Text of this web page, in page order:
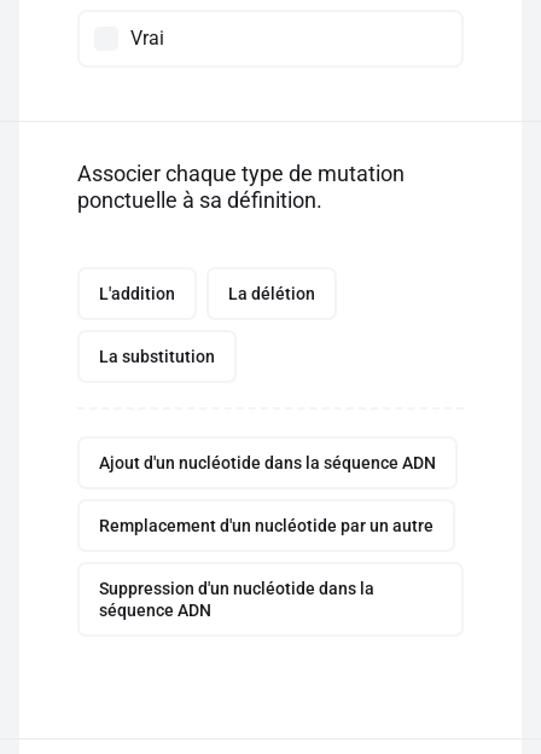
Vrai
Associer chaque type de mutation
ponctuelle à sa définition.
L'addition La délétion
La substitution
Ajout d'un nucléotide dans la séquence ADN
Remplacement d'un nucléotide par un autre
Suppression d'un nucléotide dans la
séquence ADN